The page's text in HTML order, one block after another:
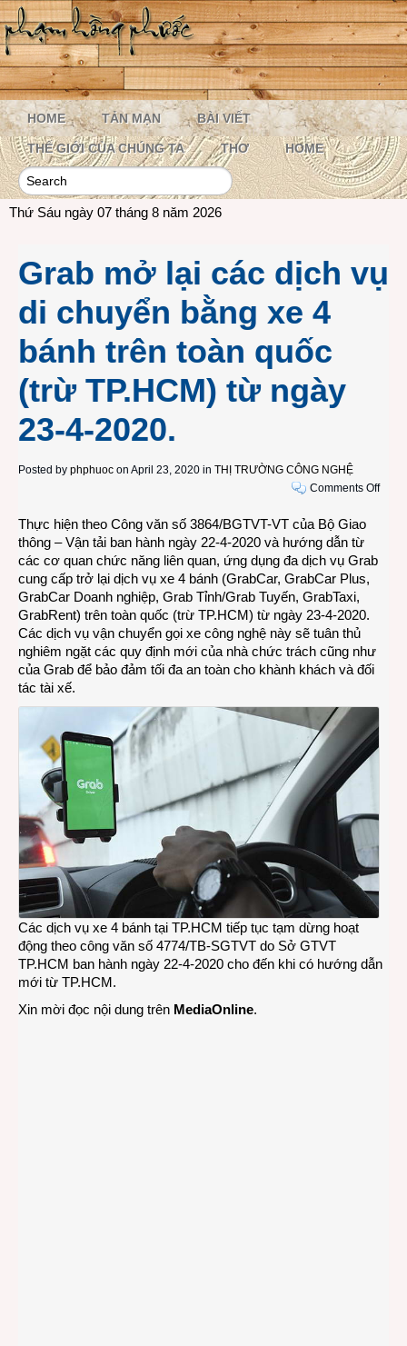
HOME TẢN MẠN BÀI VIẾT
THẾ GIỚI CỦA CHÚNG TA THƠ HOME
Thứ Sáu ngày 07 tháng 8 năm 2026
Grab mở lại các dịch vụ
di chuyển bằng xe 4
bánh trên toàn quốc
(trừ TP.HCM) từ ngày
23-4-2020.
Posted by phphuoc on April 23, 2020 in THỊ TRƯỜNG CÔNG NGHỆ
Comments Offon
Thực hiện theo Công văn số 3864/BGTVT-VT của Bộ Giao
thông – Vận tải ban hành ngày 22-4-2020 và hướng dẫn từ
các cơ quan chức năng liên quan, ứng dụng đa dịch vụ Grab
cung cấp trở lại dịch vụ xe 4 bánh (GrabCar, GrabCar Plus,
GrabCar Doanh nghiệp, Grab Tỉnh/Grab Tuyến, GrabTaxi,
GrabRent) trên toàn quốc (trừ TP.HCM) từ ngày 23-4-2020.
Các dịch vụ vận chuyển gọi xe công nghệ này sẽ tuân thủ
nghiêm ngặt các quy định mới của nhà chức trách cũng như
của Grab để bảo đảm tối đa an toàn cho khành khách và đối
tác tài xế.
Các dịch vụ xe 4 bánh tại TP.HCM tiếp tục tạm dừng hoạt
động theo công văn số 4774/TB-SGTVT do Sở GTVT
TP.HCM ban hành ngày 22-4-2020 cho đến khi có hướng dẫn
mới từ TP.HCM.
Xin mời đọc nội dung trên MediaOnline.